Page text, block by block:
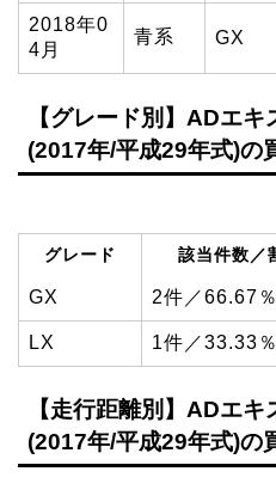
2018年0
4月
青系 GX
【グレード別】ADエ
(2017年/平成29年式)の
グレード 該当件数／
GX 2件／66.67％
LX 1件／33.33％
【走行距離別】ADエ
(2017年/平成29年式)の